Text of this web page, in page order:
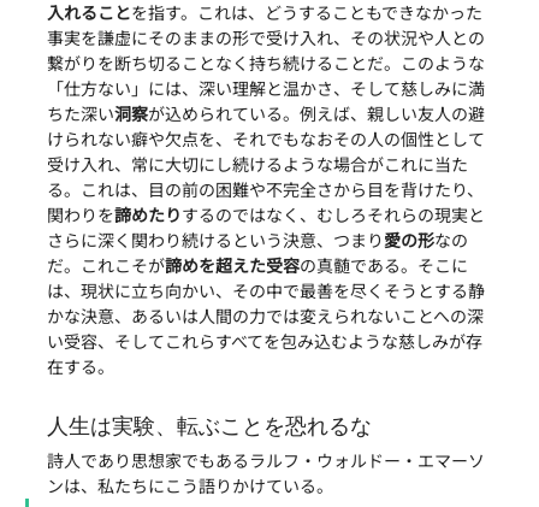
入れることを指す。これは、どうすることもできなかった
事実を謙虚にそのままの形で受け入れ、その状況や人との
繋がりを断ち切ることなく持ち続けることだ。このような
「仕方ない」には、深い理解と温かさ、そして慈しみに満
ちた深い洞察が込められている。例えば、親しい友人の避
けられない癖や欠点を、それでもなおその人の個性として
受け入れ、常に大切にし続けるような場合がこれに当た
る。これは、目の前の困難や不完全さから目を背けたり、
関わりを諦めたりするのではなく、むしろそれらの現実と
さらに深く関わり続けるという決意、つまり愛の形なの
だ。これこそが諦めを超えた受容の真髄である。そこに
は、現状に立ち向かい、その中で最善を尽くそうとする静
かな決意、あるいは人間の力では変えられないことへの深
い受容、そしてこれらすべてを包み込むような慈しみが存
在する。
人生は実験、転ぶことを恐れるな
詩人であり思想家でもあるラルフ・ウォルドー・エマーソ
ンは、私たちにこう語りかけている。